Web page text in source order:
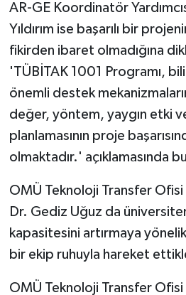
AR-GE Koordinatör
Yıldırım ise başarılı bir
fikirden ibaret olmadığına
'TÜBİTAK 1001 Programı,
önemli destek
değer, yöntem, yaygın etki
planlamasının proje
olmaktadır.' açıklamasında
OMÜ Teknoloji Transfer
Dr. Gediz Uğuz da
kapasitesini artırmaya
bir ekip ruhuyla hareket
OMÜ Teknoloji Transfer Ofisi